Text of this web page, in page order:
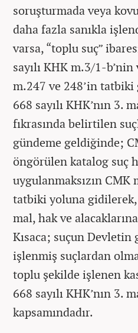
soruşturmada veya
daha fazla sanıkla
varsa, “toplu suç”
sayılı KHK m.3/1-b’nin
m.247 ve 248’in
668 sayılı KHK’nın 3.
fıkrasında belirtilen
gündeme geldiğinde;
öngörülen katalog suç
uygulanmaksızın CMK
tatbiki yoluna gidilerek,
mal, hak ve
Kısaca; suçun Devletin
işlenmiş suçlardan
toplu şekilde işlenen
668 sayılı KHK’nın 3.
kapsamındadır.